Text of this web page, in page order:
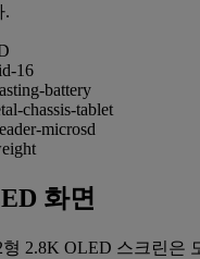
.
화면
형 2.8K OLED 스크린은